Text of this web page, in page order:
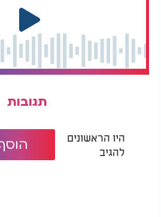
תגובות
היו הראשונים
להגיב